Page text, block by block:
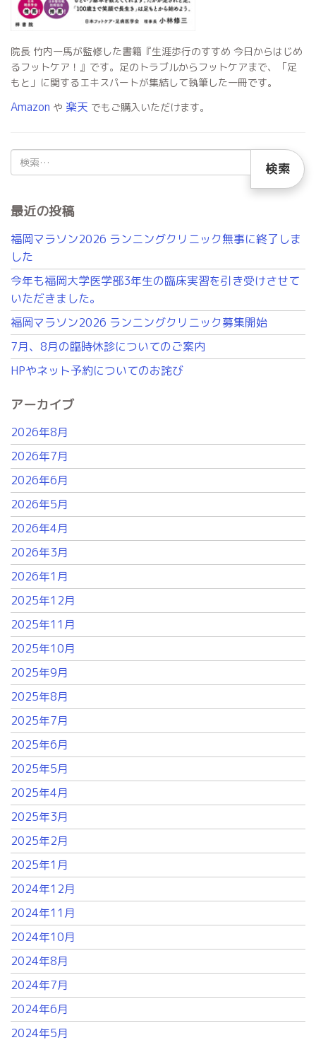
院長 竹内一馬が監修した書籍『生涯歩行のすすめ 今日からはじめ
るフットケア！』です。足のトラブルからフットケアまで、「足
もと」に関するエキスパートが集結して執筆した一冊です。
Amazon や 楽天 でもご購入いただけます。
索:
最近の投稿
福岡マラソン2026 ランニングクリニック無事に終了しま
した
今年も福岡大学医学部3年生の臨床実習を引き受けさせて
いただきました。
福岡マラソン2026 ランニングクリニック募集開始
7月、8月の臨時休診についてのご案内
HPやネット予約についてのお詫び
アーカイブ
2026年8月
2026年7月
2026年6月
2026年5月
2026年4月
2026年3月
2026年1月
2025年12月
2025年11月
2025年10月
2025年9月
2025年8月
2025年7月
2025年6月
2025年5月
2025年4月
2025年3月
2025年2月
2025年1月
2024年12月
2024年11月
2024年10月
2024年8月
2024年7月
2024年6月
2024年5月